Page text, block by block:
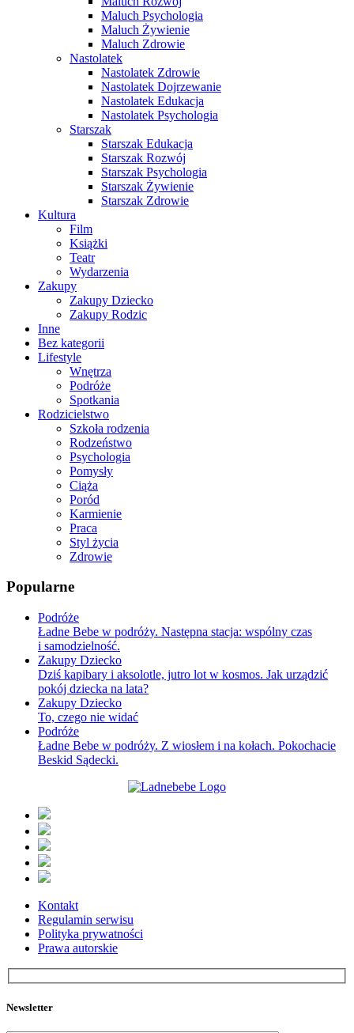
Maluch Psychologia
Maluch Żywienie
Maluch Zdrowie
Nastolatek
Nastolatek Zdrowie
Nastolatek Dojrzewanie
Nastolatek Edukacja
Nastolatek Psychologia
Starszak
Starszak Edukacja
Starszak Rozwój
Starszak Psychologia
Starszak Żywienie
Starszak Zdrowie
Kultura
Film
Książki
Teatr
Wydarzenia
Zakupy
Zakupy Dziecko
Zakupy Rodzic
Inne
Bez kategorii
Lifestyle
Wnętrza
Podróże
Spotkania
Rodzicielstwo
Szkoła rodzenia
Rodzeństwo
Psychologia
Pomysły
Ciąża
Poród
Karmienie
Praca
Styl życia
Zdrowie
Popularne
Podróże
Ładne Bebe w podróży. Następna stacja: wspólny czas
i samodzielność.
Zakupy Dziecko
Dziś kapibary i aksolotle, jutro lot w kosmos. Jak urządzić
pokój dziecka na lata?
Zakupy Dziecko
To, czego nie widać
Podróże
Ładne Bebe w podróży. Z wiosłem i na kołach. Pokochacie
Beskid Sądecki.
Kontakt
Regulamin serwisu
Polityka prywatności
Prawa autorskie
Newsletter